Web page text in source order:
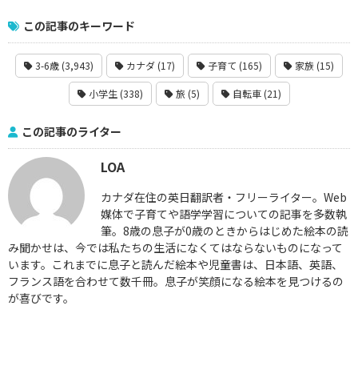
この記事のキーワード
3-6歳 (3,943) カナダ (17) 子育て (165) 家族 (15)
小学生 (338) 旅 (5) 自転車 (21)
この記事のライター
LOA
カナダ在住の英日翻訳者・フリーライター。Web
媒体で子育てや語学学習についての記事を多数執
筆。8歳の息子が0歳のときからはじめた絵本の読
み聞かせは、今では私たちの生活になくてはならないものになって
います。これまでに息子と読んだ絵本や児童書は、日本語、英語、
フランス語を合わせて数千冊。息子が笑顔になる絵本を見つけるの
が喜びです。